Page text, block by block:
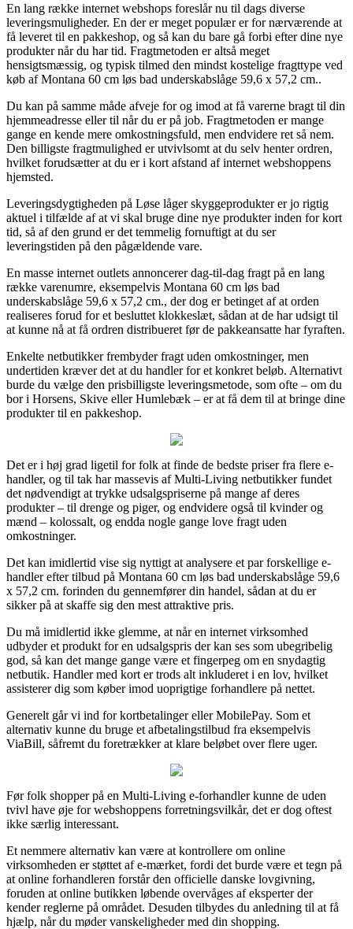
En lang række internet webshops foreslår nu til dags diverse
leveringsmuligheder. En der er meget populær er for nærværende at
få leveret til en pakkeshop, og så kan du bare gå forbi efter dine nye
produkter når du har tid. Fragtmetoden er altså meget
hensigtsmæssig, og typisk tilmed den mindst kostelige fragttype ved
køb af Montana 60 cm løs bad underskabslåge 59,6 x 57,2 cm..
Du kan på samme måde afveje for og imod at få varerne bragt til din
hjemmeadresse eller til når du er på job. Fragtmetoden er mange
gange en kende mere omkostningsfuld, men endvidere ret så nem.
Den billigste fragtmulighed er utvivlsomt at du selv henter ordren,
hvilket forudsætter at du er i kort afstand af internet webshoppens
hjemsted.
Leveringsdygtigheden på Løse låger skyggeprodukter er jo rigtig
aktuel i tilfælde af at vi skal bruge dine nye produkter inden for kort
tid, så af den grund er det temmelig fornuftigt at du ser
leveringstiden på den pågældende vare.
En masse internet outlets annoncerer dag-til-dag fragt på en lang
række varenumre, eksempelvis Montana 60 cm løs bad
underskabslåge 59,6 x 57,2 cm., der dog er betinget af at orden
realiseres forud for et besluttet klokkeslæt, sådan at de har udsigt til
at kunne nå at få ordren distribueret før de pakkeansatte har fyraften.
Enkelte netbutikker frembyder fragt uden omkostninger, men
undertiden kræver det at du handler for et konkret beløb. Alternativt
burde du vælge den prisbilligste leveringsmetode, som ofte – om du
bor i Horsens, Skive eller Humlebæk – er at få dem til at bringe dine
produkter til en pakkeshop.
Det er i høj grad ligetil for folk at finde de bedste priser fra flere e-
handler, og til tak har massevis af Multi-Living netbutikker fundet
det nødvendigt at trykke udsalgspriserne på mange af deres
produkter – til drenge og piger, og endvidere også til kvinder og
mænd – kolossalt, og endda nogle gange love fragt uden
omkostninger.
Det kan imidlertid vise sig nyttigt at analysere et par forskellige e-
handler efter tilbud på Montana 60 cm løs bad underskabslåge 59,6
x 57,2 cm. forinden du gennemfører din handel, sådan at du er
sikker på at skaffe sig den mest attraktive pris.
Du må imidlertid ikke glemme, at når en internet virksomhed
udbyder et produkt for en udsalgspris der kan ses som ubegribelig
god, så kan det mange gange være et fingerpeg om en snydagtig
netbutik. Handler med kort er trods alt inkluderet i en lov, hvilket
assisterer dig som køber imod uoprigtige forhandlere på nettet.
Generelt går vi ind for kortbetalinger eller MobilePay. Som et
alternativ kunne du bruge et afbetalingstilbud fra eksempelvis
ViaBill, såfremt du foretrækker at klare beløbet over flere uger.
Før folk shopper på en Multi-Living e-forhandler kunne de uden
tvivl have øje for webshoppens forretningsvilkår, det er dog oftest
ikke særlig interessant.
Et nemmere alternativ kan være at kontrollere om online
virksomheden er støttet af e-mærket, fordi det burde være et tegn på
at online forhandleren forstår den officielle danske lovgivning,
foruden at online butikken løbende overvåges af eksperter der
kender reglerne på området. Desuden tilbydes du anledning til at få
hjælp, når du møder vanskeligheder med din shopping.